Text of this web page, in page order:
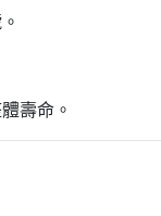
壽命。